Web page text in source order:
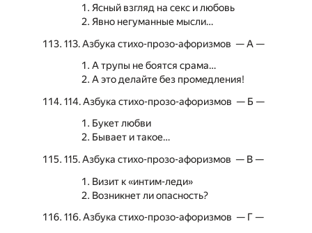
Ясный взгляд на секс и любовь
Явно негуманные мысли…
113. Азбука стихо-прозо-афоризмов — А —
А трупы не боятся срама…
А это делайте без промедления!
114. Азбука стихо-прозо-афоризмов — Б —
Букет любви
Бывает и такое…
115. Азбука стихо-прозо-афоризмов — В —
Визит к «интим-леди»
Возникнет ли опасность?
116. Азбука стихо-прозо-афоризмов — Г —